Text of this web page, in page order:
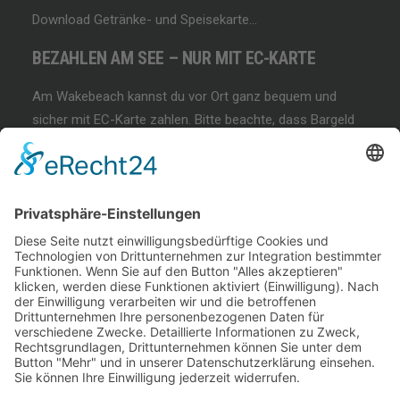
Download Getränke- und Speisekarte…
BEZAHLEN AM SEE – NUR MIT EC-KARTE
Am Wakebeach kannst du vor Ort ganz bequem und
sicher mit EC-Karte zahlen. Bitte beachte, dass Bargeld
und andere Zahlungsmethoden nicht akzeptiert werden!
Immer wieder samstags, bringen wir Dir das
Wakeboarden bei. Der beste Anfängerkurs weit & breit.
Lest mehr…
COFFEE & WAKE SESSION
Immer wieder sonntags gibt es die chilligste Wakeboard-
Session weit & breit.Lest mehr…